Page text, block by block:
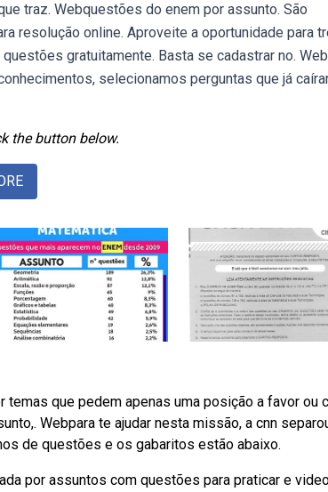
traz. Webquestões do enem por assunto. São
resolução online. Aproveite a oportunidade para
gratuitamente. Basta se cadastrar no.
selecionamos perguntas que já
the button below.
que pedem apenas uma posição a favor ou
Webpara te ajudar nesta missão, a cnn
de questões e os gabaritos estão abaixo.
por assuntos com questões para praticar e